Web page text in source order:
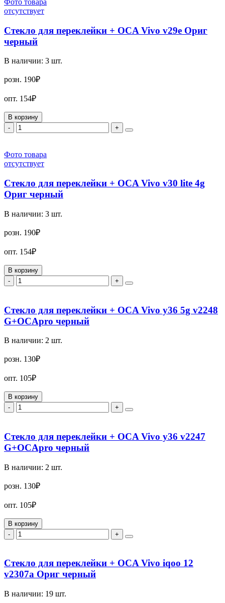
Фото товара
отсутствует
Стекло для переклейки + OCA Vivo v29e Ориг
черный
В наличии: 3 шт.
розн. 190₽
опт. 154₽
В корзину
-
+
Фото товара
отсутствует
Стекло для переклейки + OCA Vivo v30 lite 4g
Ориг черный
В наличии: 3 шт.
розн. 190₽
опт. 154₽
В корзину
-
+
Стекло для переклейки + OCA Vivo y36 5g v2248
G+OCApro черный
В наличии: 2 шт.
розн. 130₽
опт. 105₽
В корзину
-
+
Стекло для переклейки + OCA Vivo y36 v2247
G+OCApro черный
В наличии: 2 шт.
розн. 130₽
опт. 105₽
В корзину
-
+
Стекло для переклейки + OCA Vivo iqoo 12
v2307a Ориг черный
В наличии: 19 шт.